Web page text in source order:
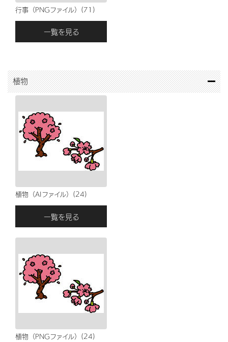
行事（PNGファイル）(71)
一覧を見る
植物
植物（AIファイル）(24)
一覧を見る
植物（PNGファイル）(24)